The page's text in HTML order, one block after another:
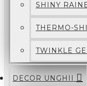
SHINY
THERMO-
TWINKLE
DECOR UNGHII